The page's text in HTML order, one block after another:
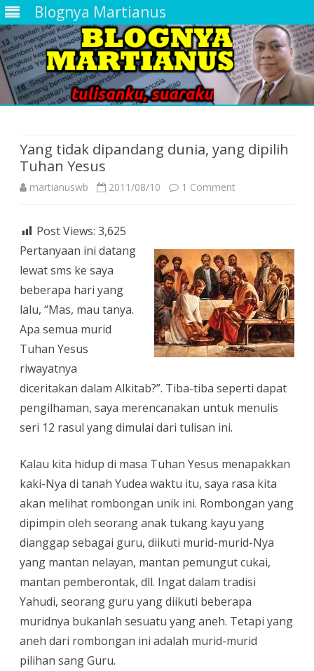
Blognya Martianus
Yang tidak dipandang dunia, yang dipilih
Tuhan Yesus
martianuswb 2011/08/10 1 Comment
dipandang
dunia,
yang
dipilih
Tuhan
Yesus
Post Views: 3,625
Pertanyaan ini datang
lewat sms ke saya
beberapa hari yang
lalu, “Mas, mau tanya.
Apa semua murid
Tuhan Yesus
riwayatnya
diceritakan dalam Alkitab?”. Tiba-tiba seperti dapat
pengilhaman, saya merencanakan untuk menulis
seri 12 rasul yang dimulai dari tulisan ini.
Kalau kita hidup di masa Tuhan Yesus menapakkan
kaki-Nya di tanah Yudea waktu itu, saya rasa kita
akan melihat rombongan unik ini. Rombongan yang
dipimpin oleh seorang anak tukang kayu yang
dianggap sebagai guru, diikuti murid-murid-Nya
yang mantan nelayan, mantan pemungut cukai,
mantan pemberontak, dll. Ingat dalam tradisi
Yahudi, seorang guru yang diikuti beberapa
muridnya bukanlah sesuatu yang aneh. Tetapi yang
aneh dari rombongan ini adalah murid-murid
pilihan sang Guru.